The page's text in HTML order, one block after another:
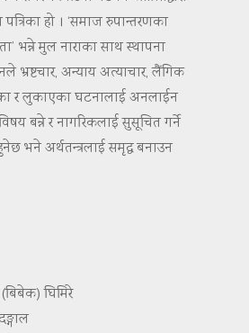
हो । ‘समाज रुपान्तरणका
भन्ने मुल नाराका साथ स्थापना
अन्याय अत्याचार, लैंगिक
र लुकाएका घटनालाई अनलाईन
बन्ने र नागरिकलाई सुसूचित गर्ने
भने अर्थतन्त्रलाई समृद्ध बनाउन
घिमिरे